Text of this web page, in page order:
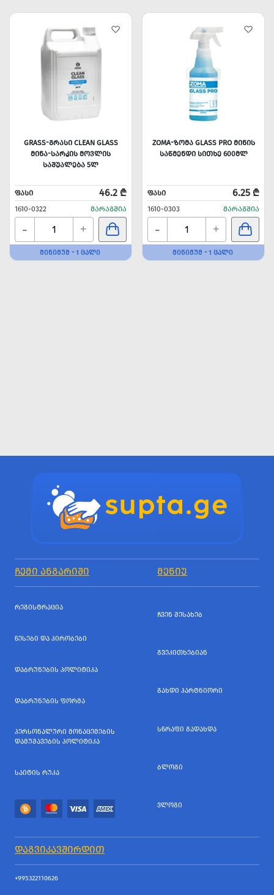
GRASS-ᲒᲠᲐᲡᲘ CLEAN GLASS
ᲛᲘᲜᲐ-ᲡᲐᲠᲙᲘᲡ ᲛᲝᲕᲚᲘᲡ
ᲡᲐᲨᲣᲐᲚᲔᲑᲐ 5Ლ
ᲤᲐᲡᲘ 46.2 ₾
1610-0322 ᲛᲐᲠᲐᲒᲨᲘᲐ
- +
ᲛᲘᲜᲘᲛᲣᲛ - 1 ᲪᲐᲚᲘ
ZOMA-ᲖᲝᲛᲐ GLASS PRO ᲛᲘᲜᲘᲡ
ᲡᲐᲬᲛᲔᲜᲓᲘ ᲡᲘᲗᲮᲔ 600ᲛᲚ
ᲤᲐᲡᲘ 6.25 ₾
1610-0303 ᲛᲐᲠᲐᲒᲨᲘᲐ
- +
ᲛᲘᲜᲘᲛᲣᲛ - 1 ᲪᲐᲚᲘ
ᲩᲔᲛᲘ ᲐᲜᲒᲐᲠᲘᲨᲘ ᲛᲔᲜᲘᲣ
ᲠᲔᲒᲘᲡᲢᲠᲐᲪᲘᲐ
ᲬᲔᲡᲔᲑᲘ ᲓᲐ ᲞᲘᲠᲝᲑᲔᲑᲘ
ᲓᲐᲑᲠᲣᲜᲔᲑᲘᲡ ᲞᲝᲚᲘᲢᲘᲙᲐ
ᲓᲐᲑᲠᲣᲜᲔᲑᲘᲡ ᲤᲝᲠᲛᲐ
ᲞᲔᲠᲡᲝᲜᲐᲚᲣᲠᲘ ᲛᲝᲜᲐᲪᲔᲛᲔᲑᲘᲡ
ᲓᲐᲛᲣᲨᲐᲕᲔᲑᲘᲡ ᲞᲝᲚᲘᲢᲘᲙᲐ
ᲡᲐᲘᲢᲘᲡ ᲠᲣᲙᲐ
ᲩᲕᲔᲜ ᲨᲔᲡᲐᲮᲔᲑ
ᲒᲕᲔᲙᲘᲗᲮᲔᲑᲘᲐᲜ
ᲒᲐᲮᲓᲘ ᲞᲐᲠᲢᲜᲘᲝᲠᲘ
ᲡᲬᲠᲐᲤᲘ ᲒᲐᲓᲐᲮᲓᲐ
ᲑᲚᲝᲒᲘ
ᲕᲚᲝᲒᲘ
ᲓᲐᲒᲕᲘᲙᲐᲕᲨᲘᲠᲓᲘᲗ
+995322110626